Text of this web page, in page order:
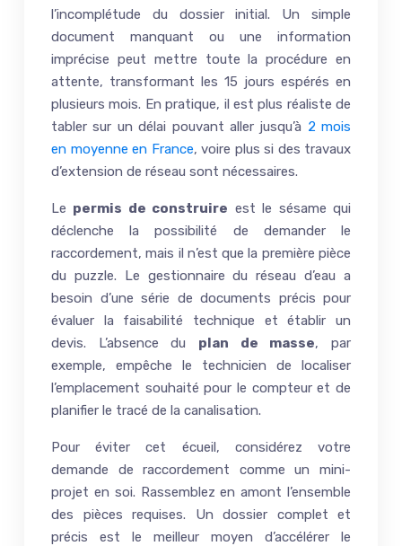
l’incomplétude du dossier initial. Un simple
document manquant ou une information
imprécise peut mettre toute la procédure en
attente, transformant les 15 jours espérés en
plusieurs mois. En pratique, il est plus réaliste de
tabler sur un délai pouvant aller jusqu’à 2 mois
en moyenne en France, voire plus si des travaux
d’extension de réseau sont nécessaires.
Le permis de construire est le sésame qui
déclenche la possibilité de demander le
raccordement, mais il n’est que la première pièce
du puzzle. Le gestionnaire du réseau d’eau a
besoin d’une série de documents précis pour
évaluer la faisabilité technique et établir un
devis. L’absence du plan de masse, par
exemple, empêche le technicien de localiser
l’emplacement souhaité pour le compteur et de
planifier le tracé de la canalisation.
Pour éviter cet écueil, considérez votre
demande de raccordement comme un mini-
projet en soi. Rassemblez en amont l’ensemble
des pièces requises. Un dossier complet et
précis est le meilleur moyen d’accélérer le